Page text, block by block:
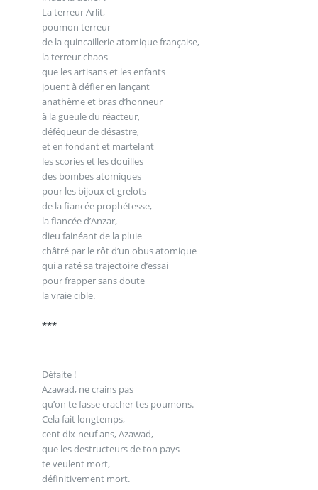
La terreur Arlit,
poumon terreur
de la quincaillerie atomique française,
la terreur chaos
que les artisans et les enfants
jouent à défier en lançant
anathème et bras d’honneur
à la gueule du réacteur,
déféqueur de désastre,
et en fondant et martelant
les scories et les douilles
des bombes atomiques
pour les bijoux et grelots
de la fiancée prophétesse,
la fiancée d’Anzar,
dieu fainéant de la pluie
châtré par le rôt d’un obus atomique
qui a raté sa trajectoire d’essai
pour frapper sans doute
la vraie cible.
***
Défaite !
Azawad, ne crains pas
qu’on te fasse cracher tes poumons.
Cela fait longtemps,
cent dix-neuf ans, Azawad,
que les destructeurs de ton pays
te veulent mort,
définitivement mort.